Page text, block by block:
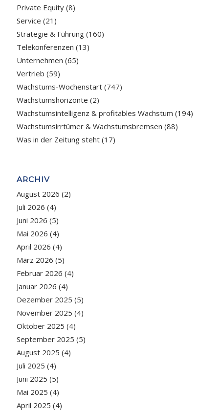
Private Equity(8)
Service (21)
Strategie & Führung(160)
Telekonferenzen (13)
Unternehmen (65)
Vertrieb (59)
Wachstums-Wochenstart(747)
Wachstumshorizonte (2)
Wachstumsintelligenz & profitables Wachstum (194)
Wachstumsirrtümer & Wachstumsbremsen (88)
Was in der Zeitung steht(17)
ARCHIV
August 2026 (2)
Juli 2026 (4)
Juni 2026 (5)
Mai 2026 (4)
April 2026 (4)
März 2026 (5)
Februar 2026 (4)
Januar 2026 (4)
Dezember 2025 (5)
November 2025 (4)
Oktober 2025 (4)
September 2025 (5)
August 2025 (4)
Juli 2025 (4)
Juni 2025 (5)
Mai 2025 (4)
April 2025 (4)